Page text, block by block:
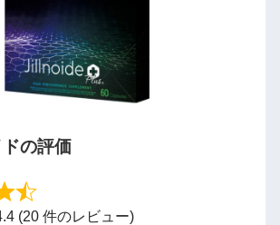
の評価
(20 件のレビュー)